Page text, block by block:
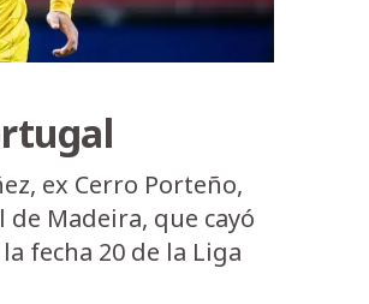
ex Cerro Porteño,
Madeira, que cayó
fecha 20 de la Liga